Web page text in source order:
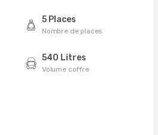
5 Places
Nombre de places
540 Litres
Volume coffre